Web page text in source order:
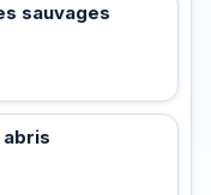
sauvages
abris